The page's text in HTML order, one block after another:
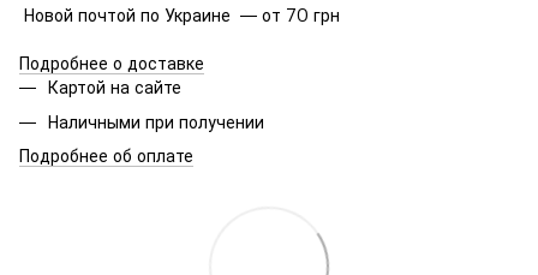
Новой почтой по Украине — от 70 грн
Подробнее о доставке
Картой на сайте
Наличными при получении
Подробнее об оплате